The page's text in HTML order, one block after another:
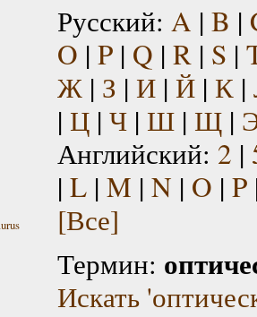
Русский: A | B |
O | P| Q | R| S |
Ж| З | И| Й| К|
| Ц| Ч| Ш| Щ|
Английский: 2 |
| L| M | N | O | P
[Все]
Термин:
Искать